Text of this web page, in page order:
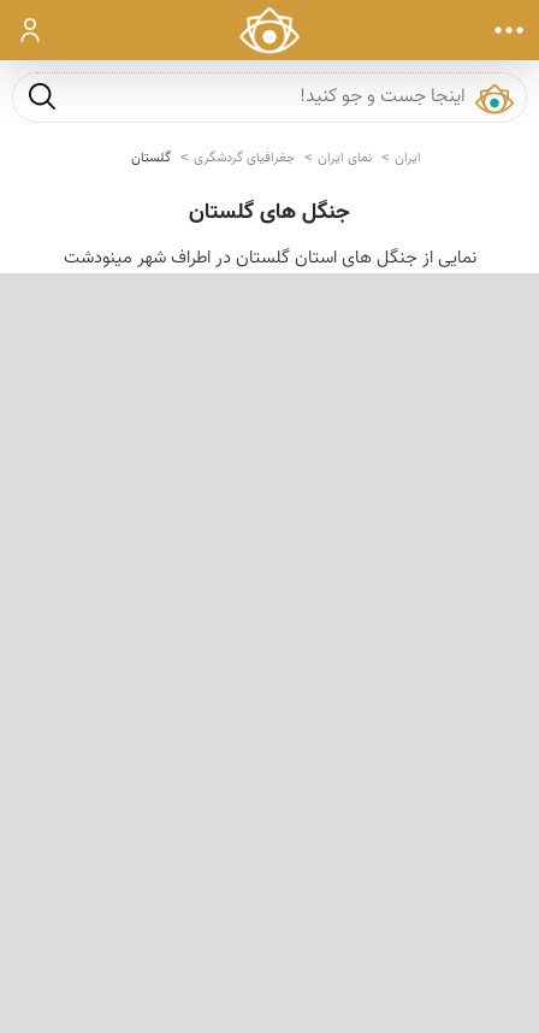
ورود
جست و
ایران نمای ایران جغرافیای گردشگری گلستان
جنگل های گلستان
نمایی از جنگل های استان گلستان در اطراف شهر مینودشت